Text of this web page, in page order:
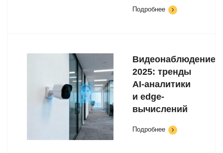
Подробнее
Видеонаблюдение
2025: тренды
AI-аналитики
и edge-
вычислений
Подробнее